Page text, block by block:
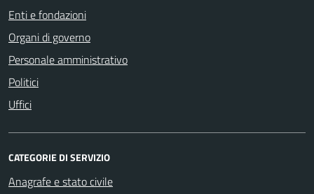
Enti e fondazioni
Organi di governo
Personale amministrativo
Politici
Uffici
CATEGORIE DI SERVIZIO
Anagrafe e stato civile